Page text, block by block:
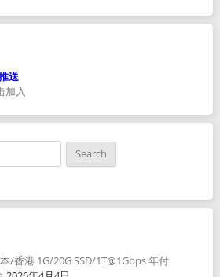
送
加入
/香港 1G/20G SSD/1T@1Gbps 年付